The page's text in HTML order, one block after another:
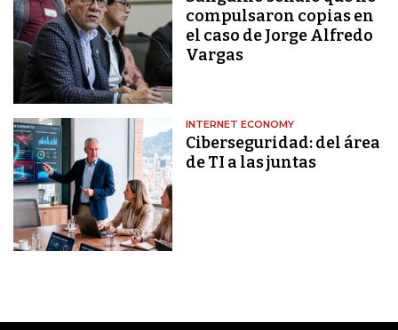
compulsaron copias en
el caso de Jorge Alfredo
Vargas
INTERNET ECONOMY
Ciberseguridad: del área
de TI a las juntas